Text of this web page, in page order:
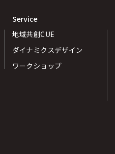
Service
地域共創CUE
ダイナミクスデザイン
ワークショップ